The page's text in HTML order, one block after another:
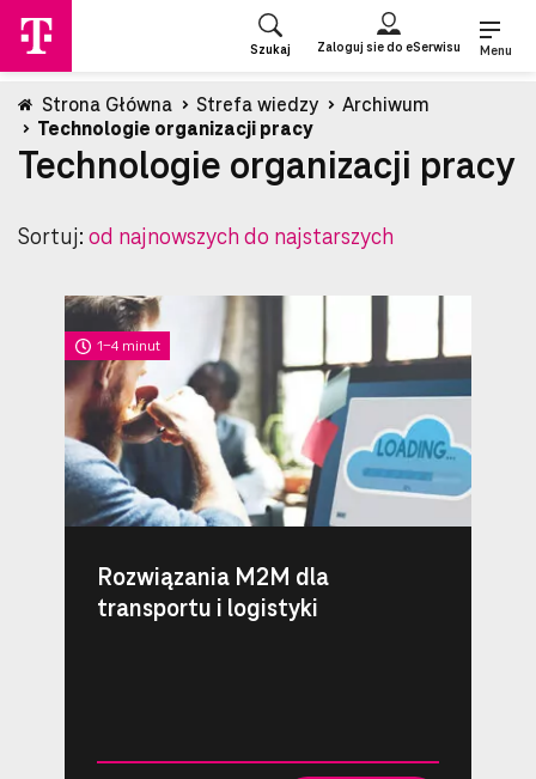
strony
głównej
Szukaj Zaloguj sie do eSerwisu Menu
Strona Główna Strefa wiedzy
Archiwum
Technologie organizacji pracy
Technologie organizacji pracy
Sortuj: od najnowszych do najstarszych
1-4 minut
Rozwiązania M2M dla
transportu i logistyki